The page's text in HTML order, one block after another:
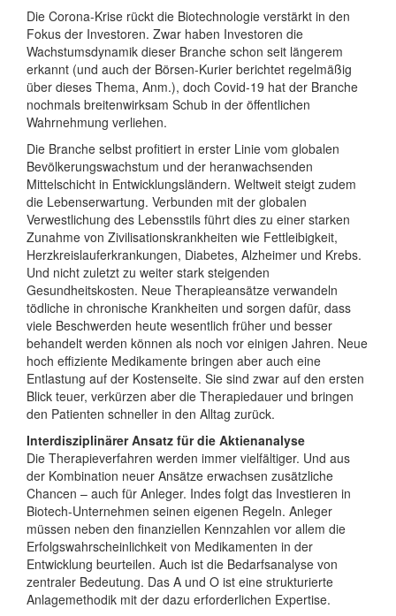
Die Corona-Krise rückt die Biotechnologie verstärkt in den
Fokus der Investoren. Zwar haben Investoren die
Wachstumsdynamik dieser Branche schon seit längerem
erkannt (und auch der Börsen-Kurier berichtet regelmäßig
über dieses Thema, Anm.), doch Covid-19 hat der Branche
nochmals breitenwirksam Schub in der öffentlichen
Wahrnehmung verliehen.
Die Branche selbst profitiert in erster Linie vom globalen
Bevölkerungswachstum und der heranwachsenden
Mittelschicht in Entwicklungsländern. Weltweit steigt zudem
die Lebenserwartung. Verbunden mit der globalen
Verwestlichung des Lebensstils führt dies zu einer starken
Zunahme von Zivilisationskrankheiten wie Fettleibigkeit,
Herzkreislauferkrankungen, Diabetes, Alzheimer und Krebs.
Und nicht zuletzt zu weiter stark steigenden
Gesundheitskosten. Neue Therapieansätze verwandeln
tödliche in chronische Krankheiten und sorgen dafür, dass
viele Beschwerden heute wesentlich früher und besser
behandelt werden können als noch vor einigen Jahren. Neue
hoch effiziente Medikamente bringen aber auch eine
Entlastung auf der Kostenseite. Sie sind zwar auf den ersten
Blick teuer, verkürzen aber die Therapiedauer und bringen
den Patienten schneller in den Alltag zurück.
Interdisziplinärer Ansatz für die Aktienanalyse
Die Therapieverfahren werden immer vielfältiger. Und aus
der Kombination neuer Ansätze erwachsen zusätzliche
Chancen – auch für Anleger. Indes folgt das Investieren in
Biotech-Unternehmen seinen eigenen Regeln. Anleger
müssen neben den finanziellen Kennzahlen vor allem die
Erfolgswahrscheinlichkeit von Medikamenten in der
Entwicklung beurteilen. Auch ist die Bedarfsanalyse von
zentraler Bedeutung. Das A und O ist eine strukturierte
Anlagemethodik mit der dazu erforderlichen Expertise.